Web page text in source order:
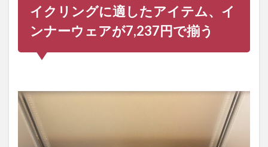
クマ
ンの
春夏
サイ
ム、
イン
イクリングに適したアイテム、イ
ンナーウェアが7,237円で揃う